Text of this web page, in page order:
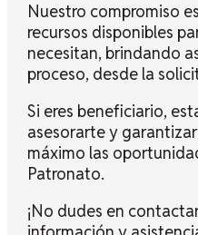
Nuestro compromiso
recursos disponibles
necesitan, brindando
proceso, desde la
Si eres beneficiario,
asesorarte y
máximo las
Patronato.
¡No dudes en